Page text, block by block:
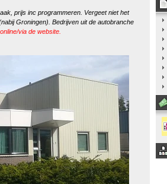
prijs inc programmeren. Vergeet niet het
Groningen). Bedrijven uit de autobranche
via de website.